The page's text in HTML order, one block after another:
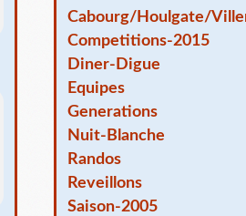
Cabourg/Houlgate/
Competitions-2015
Diner-Digue
Equipes
Generations
Nuit-Blanche
Randos
Reveillons
Saison-2005